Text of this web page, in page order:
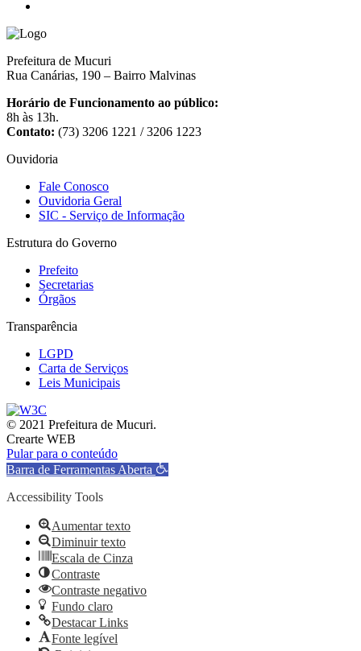
Prefeitura de Mucuri
Rua Canárias, 190 – Bairro Malvinas
Horário de Funcionamento ao público:
8h às 13h.
Contato: (73) 3206 1221 / 3206 1223
Ouvidoria
Fale Conosco
Ouvidoria Geral
SIC - Serviço de Informação
Estrutura do Governo
Prefeito
Secretarias
Órgãos
Transparência
LGPD
Carta de Serviços
Leis Municipais
© 2021 Prefeitura de Mucuri.
Crearte WEB
Pular para o conteúdo
Barra de Ferramentas Aberta
Accessibility Tools
Aumentar texto
Diminuir texto
Escala de Cinza
Contraste
Contraste negativo
Fundo claro
Destacar Links
Fonte legível